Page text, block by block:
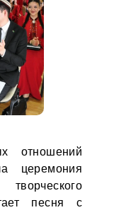
отношений
церемония
песня с